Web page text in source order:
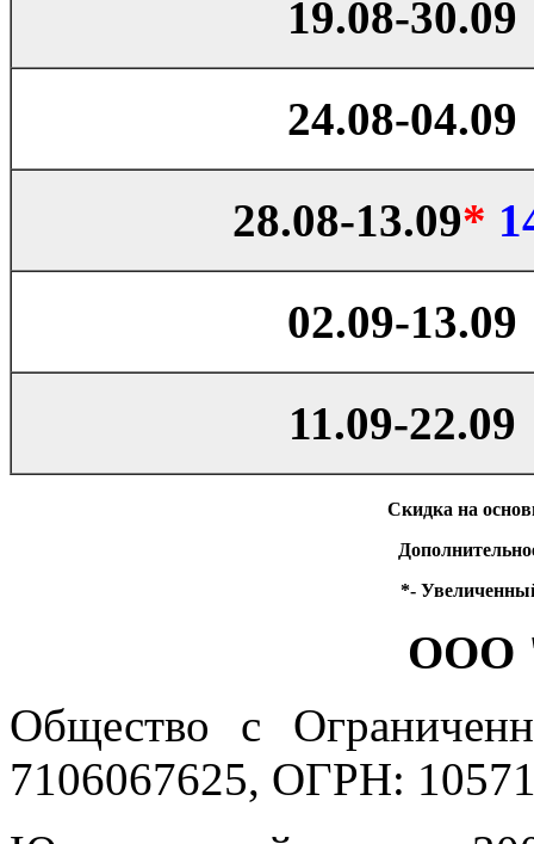
19.08-30.09
24.08-04.09
28.08-13.09*
02.09-13.09
11.09-22.09
Скидка на
*-
ООО
Общество с
7106067625, ОГРН: